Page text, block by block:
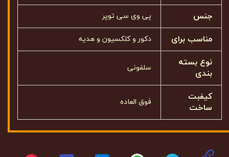
جنس پی وی سی توپر
مناسب برای دکور و کلکسیون و هدیه
نوع بسته
بندی
سلفونی
کیفبت
ساخت
فوق العاده